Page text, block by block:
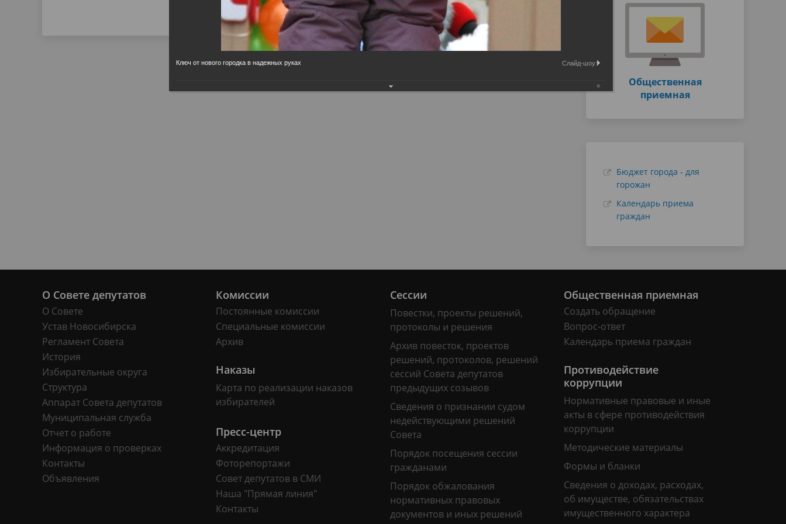
Общественная
приемная
Бюджет города - для
горожан
Календарь приема
граждан
О Совете депутатов
О Совете
Устав Новосибирска
Регламент Совета
История
Избирательные округа
Структура
Аппарат Совета депутатов
Муниципальная служба
Отчет о работе
Информация о проверках
Контакты
Объявления
Комиссии
Постоянные комиссии
Специальные комиссии
Архив
Сессии
Повестки, проекты решений,
протоколы и решения
Архив повесток, проектов
решений, протоколов, решений
сессий Совета депутатов
предыдущих созывов
Сведения о признании судом
недействующими решений
Совета
Порядок посещения сессии
гражданами
Порядок обжалования
нормативных правовых
документов и иных решений
Общественная приемная
Создать обращение
Вопрос-ответ
Календарь приема граждан
Наказы
Карта по реализации наказов
избирателей
Противодействие
коррупции
Нормативные правовые и иные
акты в сфере противодействия
коррупции
Методические материалы
Формы и бланки
Сведения о доходах, расходах,
об имуществе, обязательствах
имущественного характера
Пресс-центр
Аккредитация
Фоторепортажи
Совет депутатов в СМИ
Наша "Прямая линия"
Контакты
Ключ от нового городка в надежных руках Слайд-шоу: